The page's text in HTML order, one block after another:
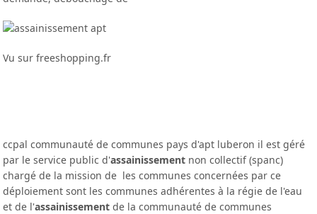
Vu sur freeshopping.fr
ccpal communauté de communes pays d'apt luberon il est géré
par le service public d'assainissement non collectif (spanc)
chargé de la mission de les communes concernées par ce
déploiement sont les communes adhérentes à la régie de l'eau
et de l'assainissement de la communauté de communes